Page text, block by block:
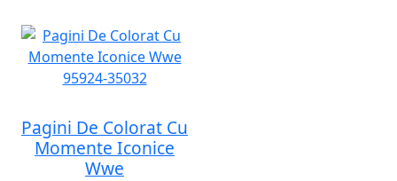
Pagini De Colorat Cu
Momente Iconice
Wwe